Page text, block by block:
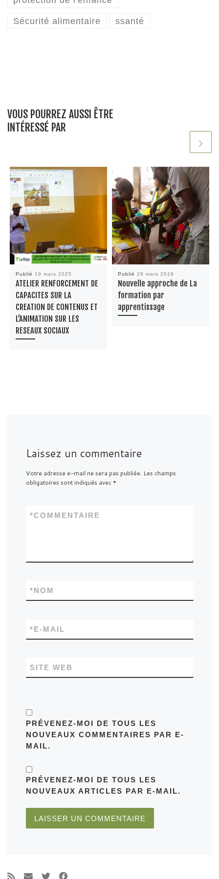
o
p
p
Sécurité alimentaire ssanté
VOUS POURREZ AUSSI ÊTRE
INTÉRESSÉ PAR
Publié 19 mars 2025
ATELIER RENFORCEMENT DE
CAPACITES SUR LA
CREATION DE CONTENUS ET
L’ANIMATION SUR LES
RESEAUX SOCIAUX
Publié 29 mars 2019
Nouvelle approche de La
formation par
apprentissage
Laissez un commentaire
Votre adresse e-mail ne sera pas publiée. Les champs
obligatoires sont indiqués avec *
COMMENTAIRE
*
NOM
*
E-MAIL
*
SITE WEB
PRÉVENEZ-MOI DE TOUS LES
NOUVEAUX COMMENTAIRES PAR E-
MAIL.
PRÉVENEZ-MOI DE TOUS LES
NOUVEAUX ARTICLES PAR E-MAIL.